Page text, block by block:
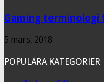
Gaming terminologi
5 mars, 2018
POPULÄRA KATEGORIER